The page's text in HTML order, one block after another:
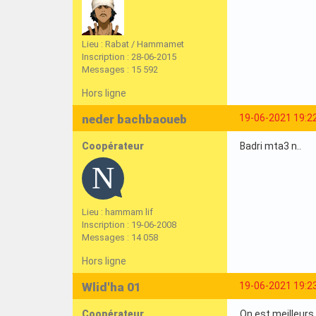
Lieu : Rabat / Hammamet
Inscription : 28-06-2015
Messages : 15 592
Hors ligne
19-06-2021
neder bachbaoueb
Coopérateur
Lieu : hammam lif
Inscription : 19-06-2008
Messages : 14 058
Badri mta3 n..
Hors ligne
19-06-2021
Wlid'ha 01
Coopérateur On est meilleurs